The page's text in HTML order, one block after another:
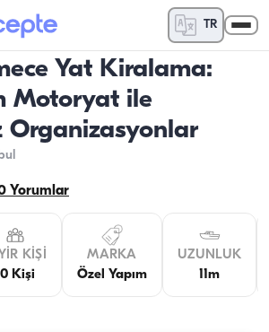
TR
Yat Kiralama:
Motoryat ile
Organizasyonlar
Yorumlar
KIŞI
Kişi
MARKA
Özel Yapım
UZUNLUK
11m